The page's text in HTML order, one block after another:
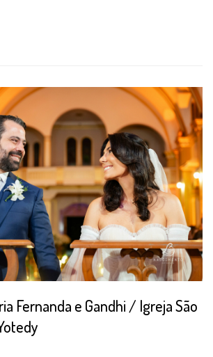
Fernanda e Gandhi / Igreja São